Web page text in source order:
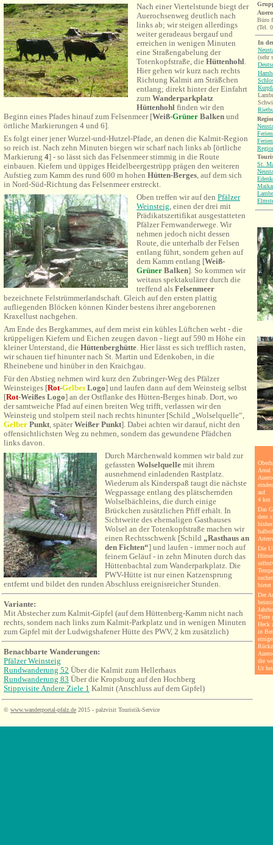
Nach einer Viertelstunde biegt der
Auerochsenweg deutlich nach
links ab; wir steigen allerdings
weiter geradeaus bergauf und
erreichen in wenigen Minuten
eine Straßengabelung der
Totenkopfstraße, die Hüttenhohl.
Hier gehen wir kurz nach rechts
Richtung Kalmit am Sträßchen
entlang; direkt hinter der Einfahrt
zum Wanderparkplatz
Hüttenhohl finden wir den
Beginn eines Pfades hinauf zum Felsenmeer [Weiß-Grüner Balken und
örtliche Markierungen 4 und 6].
Es folgt einer jener Wurzel-und-Hutzel-Pfade, an denen die Kalmit-Region
so reich ist. Nach zehn Minuten biegen wir scharf nach links ab [örtliche
Markierung 4] - so lässt sich das Felsenmeer stimmig in die Route
einbauen. Kiefern und üppiges Heidelbeergestrüpp prägen den weiteren
Aufstieg zum Kamm des rund 600 m hohen Hütten-Berges, auf dem sich
in Nord-Süd-Richtung das Felsenmeer erstreckt.
Oben treffen wir auf den Pfälzer
Weinsteig, einen der drei mit
Prädikatszertifikat ausgestatteten
Pfälzer Fernwanderwege. Wir
nehmen jedoch nicht dessen
Route, die unterhalb der Felsen
entlang führt, sondern gehen auf
dem Kamm entlang [Weiß-
Grüner Balken]. So kommen wir
weitaus spektakulärer durch die
treffend als Felsenmeer
bezeichnete Felstrümmerlandschaft. Gleich auf den ersten plattig
aufliegenden Blöcken können Kinder bestens ihrer angeborenen
Kraxellust nachgehen.
Am Ende des Bergkammes, auf dem meist ein kühles Lüftchen weht - die
krüppeligen Kiefern und Eichen zeugen davon - liegt auf 590 m Höhe ein
kleiner Unterstand, die Hüttenberghütte. Hier lässt es sich trefflich rasten,
wir schauen tief hinunter nach St. Martin und Edenkoben, in die
Rheinebene und hinüber in den Kraichgau.
Für den Abstieg nehmen wird kurz den Zubringer-Weg des Pfälzer
Weinsteiges [Rot-Gelbes Logo] und laufen dann auf dem Weinsteig selbst
[Rot-Weißes Logo] an der Ostflanke des Hütten-Berges hinab. Dort, wo
der samtweiche Pfad auf einen breiten Weg trifft, verlassen wir den
Weinsteig und stolpern steil nach rechts hinunter [Schild „Wolselquelle“,
Gelber Punkt, späterWeißer Punkt]. Dabei achten wir darauf, nicht den
offensichtlichsten Weg zu nehmen, sondern das gewundene Pfädchen
links davon.
Durch Märchenwald kommen wir bald zur
gefassten Wolselquelle mit ihrem
ausnehmend einladenden Rastplatz.
Wiederum als Kinderspaß taugt die nächste
Wegpassage entlang des plätschernden
Wolselbächleins, die durch einige
Brückchen zusätzlichen Pfiff erhält. In
Sichtweite des ehemaligen Gasthauses
Wolsel an der Totenkopfstraße machen wir
einen Rechtsschwenk [Schild „Rasthaus an
den Fichten“] und laufen - immer noch auf
feinem Geläuf - in zehn Minuten durch das
Hüttenbachtal zum Wanderparkplatz. Die
PWV-Hütte ist nur einen Katzensprung
entfernt und bildet den runden Abschluss ereignisreicher Stunden.
Variante:
Mit Abstecher zum Kalmit-Gipfel (auf dem Hüttenberg-Kamm nicht nach
rechts, sondern nach links zum Kalmit-Parkplatz und in wenigen Minuten
zum Gipfel mit der Ludwigshafener Hütte des PWV, 2 km zusätzlich)
Benachbarte Wanderungen:
Pfälzer Weinsteig
Rundwanderung 52 Über die Kalmit zum Hellerhaus
Rundwanderung 83 Über die Kropsburg auf den Hochberg
Stippvisite Andere Ziele 1 Kalmit (Anschluss auf dem Gipfel)
© www.wanderportal-pfalz.de 2015 - palzvisit Touristik-Service
Büro
(Tel.
In
(sehr
St.
Areal
auf
4 km
Das
dem
Die
bietet
Der
Tiere
Heck
in
die
Ur